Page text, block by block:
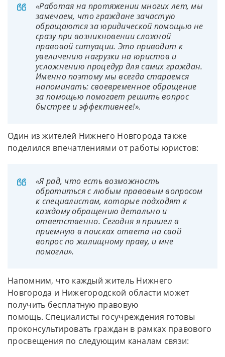
«Работая на протяжении многих лет, мы
замечаем, что граждане зачастую
обращаются за юридической помощью не
сразу при возникновении сложной
правовой ситуации. Это приводит к
увеличению нагрузки на юристов и
усложнению процедур для самих граждан.
Именно поэтому мы всегда стараемся
напоминать: своевременное обращение
за помощью помогает решить вопрос
быстрее и эффективнее!».
Один из жителей Нижнего Новгорода также
поделился впечатлениями от работы юристов:
«Я рад, что есть возможность
обратиться с любым правовым вопросом
к специалистам, которые подходят к
каждому обращению детально и
ответственно. Сегодня я пришел в
приемную в поисках ответа на свой
вопрос по жилищному праву, и мне
помогли».
Напомним, что каждый житель Нижнего
Новгорода и Нижегородской области может
получить бесплатную правовую
помощь. Специалисты госучреждения готовы
проконсультировать граждан в рамках правового
просвещения по следующим каналам связи: